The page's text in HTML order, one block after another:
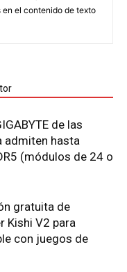
el contenido de texto
de las
admiten hasta
(módulos de 24 o
gratuita de
Kishi V2 para
con juegos de